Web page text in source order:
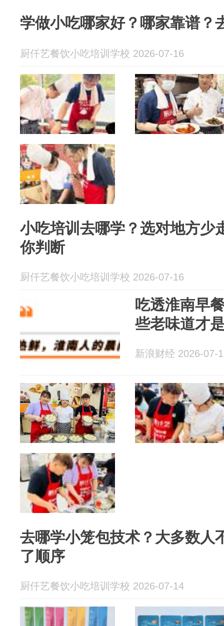
学做小吃哪家好？哪家靠谱？
厨仟艺餐饮小吃培训学校 2026-07-16
小吃培训去哪学？选对地方少
你判断
厨仟艺餐饮小吃培训学校 2026-07-16
吃透淮南早
些老味道才
新浪财经 2026-07-
去哪学小笼包技术？大多数人
了顺序
厨仟艺餐饮小吃培训学校 2026-07-14